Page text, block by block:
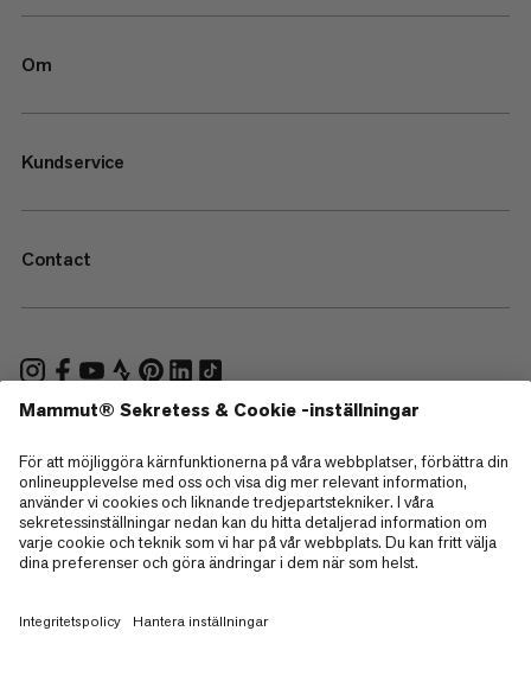
Om
Kundservice
Contact
—
Sitemap
Cookies
Juridisk information